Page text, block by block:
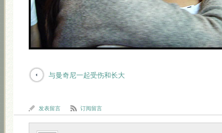
与曼奇尼一起受伤和长大
发表留言 订阅留言